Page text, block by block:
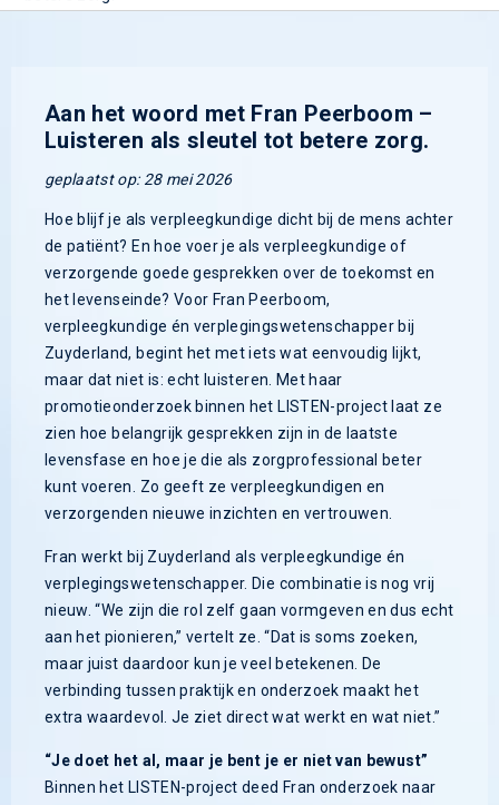
Aan het woord met Fran Peerboom –
Luisteren als sleutel tot betere zorg.
geplaatst op: 28 mei 2026
Hoe blijf je als verpleegkundige dicht bij de mens achter
de patiënt? En hoe voer je als verpleegkundige of
verzorgende goede gesprekken over de toekomst en
het levenseinde? Voor Fran Peerboom,
verpleegkundige én verplegingswetenschapper bij
Zuyderland, begint het met iets wat eenvoudig lijkt,
maar dat niet is: echt luisteren. Met haar
promotieonderzoek binnen het LISTEN-project laat ze
zien hoe belangrijk gesprekken zijn in de laatste
levensfase en hoe je die als zorgprofessional beter
kunt voeren. Zo geeft ze verpleegkundigen en
verzorgenden nieuwe inzichten en vertrouwen.
Fran werkt bij Zuyderland als verpleegkundige én
verplegingswetenschapper. Die combinatie is nog vrij
nieuw. “We zijn die rol zelf gaan vormgeven en dus echt
aan het pionieren,” vertelt ze. “Dat is soms zoeken,
maar juist daardoor kun je veel betekenen. De
verbinding tussen praktijk en onderzoek maakt het
extra waardevol. Je ziet direct wat werkt en wat niet.”
“Je doet het al, maar je bent je er niet van bewust”
Binnen het LISTEN-project deed Fran onderzoek naar